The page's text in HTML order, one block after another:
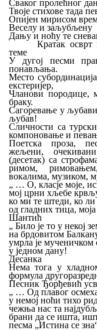
Сваког пролећног
Твоје стихове тада
Опијен мирисом
Веселу и заљубљену
Дању и ноћу те
Кратак
теме
У дугој песми
понављања.
Место
екстеријер,
Чланови породице,
браку.
Сагоревање у
љубав!
Сличности са
компоновање и
Поетска проза,
жељени,
(десетак) са
римом,
вокалима, музиком,
„ … О, класје моје,
мој црни хљебе
ко ми те штеди, ко
од гладних тица,
Шантић
„ Било је то у некој
на брдовитом
умрла је мученичком
у једном дану!
Десанка
Нема тога у
формула
Песник Ђорђевић
„ … Од плавог осмеха
у немој ноћи тихо
чежња нас та
брани да се ишта,
песма „Истина се